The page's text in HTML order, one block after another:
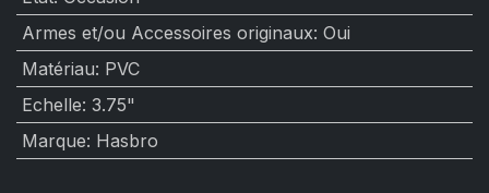
Armes et/ou Accessoires originaux: Oui
Matériau: PVC
Echelle: 3.75"
Marque: Hasbro